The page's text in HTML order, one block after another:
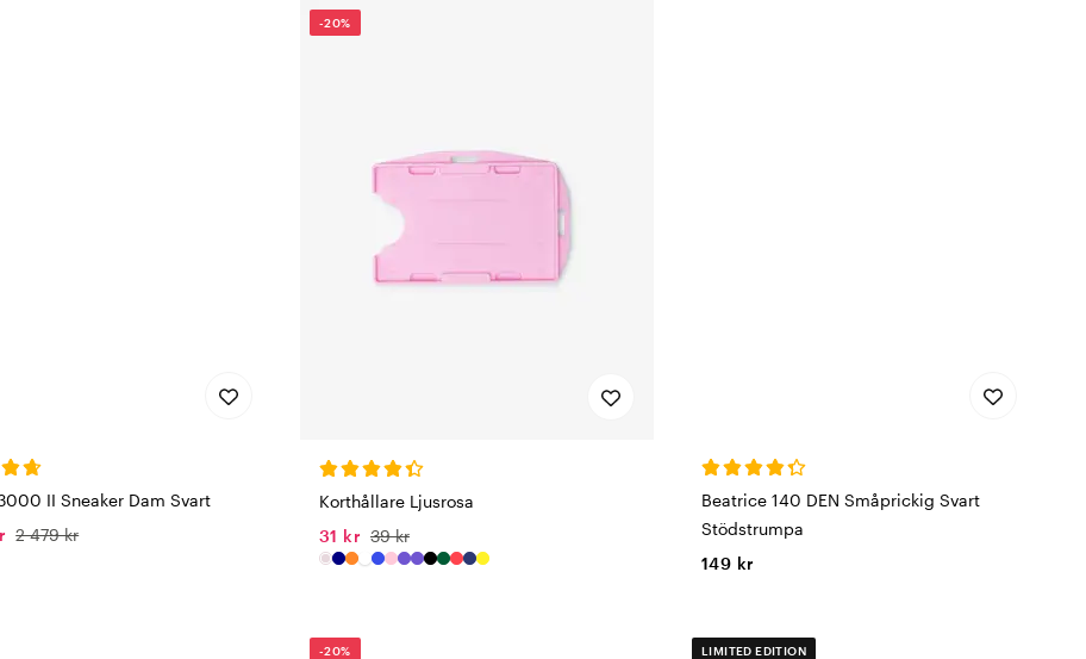
II Sneaker Dam Svart
2 479 kr
-20%
Korthållare Ljusrosa
31 kr 39 kr
Beatrice 140 DEN Småprickig Svart
Stödstrumpa
149 kr
-20% LIMITED EDITION